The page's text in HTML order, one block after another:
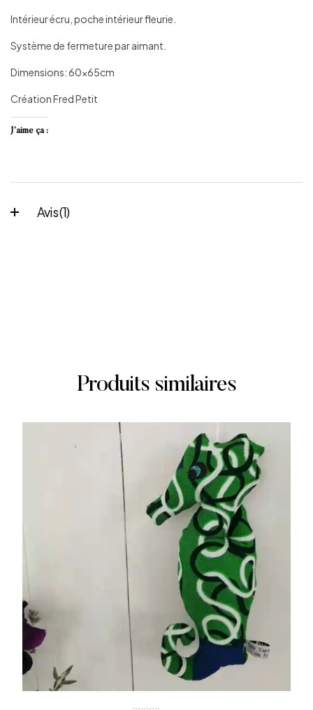
Intérieur écru, poche intérieur fleurie.
Système de fermeture par aimant.
Dimensions: 60x65cm
Création Fred Petit
J’aime ça :
Avis (1)
Produits similaires